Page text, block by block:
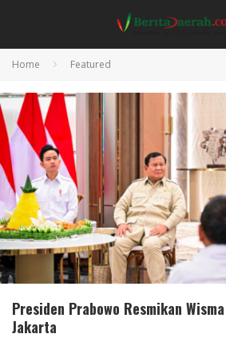
Home Featured
Presiden Prabowo Resmikan
Jakarta